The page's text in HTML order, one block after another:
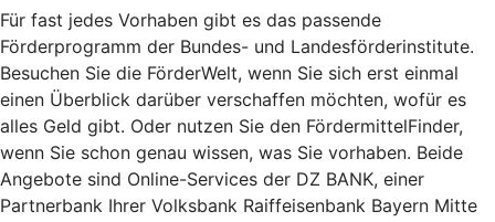
Für fast jedes Vorhaben gibt es das passende
Förderprogramm der Bundes- und Landesförderinstitute.
Besuchen Sie die FörderWelt, wenn Sie sich erst einmal
einen Überblick darüber verschaffen möchten, wofür es
alles Geld gibt. Oder nutzen Sie den FördermittelFinder,
wenn Sie schon genau wissen, was Sie vorhaben. Beide
Angebote sind Online-Services der DZ BANK, einer
Partnerbank Ihrer Volksbank Raiffeisenbank Bayern Mitte